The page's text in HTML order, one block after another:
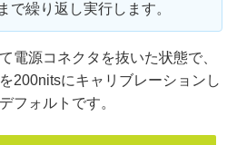
で繰り返し実行します。
電源コネクタを抜いた状態で、
200nitsにキャリブレーションし
フォルトです。